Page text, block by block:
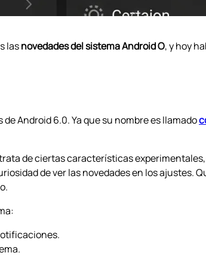
lasnovedades del sistema Android O, y hoy
Android 6.0. Ya que su nombre es llamado
de ciertas características
de ver las novedades en los ajustes.